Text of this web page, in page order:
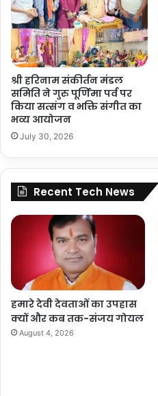
श्री हरिनाम संकीर्तन मंडल
समिति ने गुरु पूर्णिमा पर्व पर
किया सत्संग व भक्ति संगीत का
भव्य आयोजन
July 30, 2026
Recent Tech News
हमारे देवी देवताओं का उपहास
क्यों और कब तक-संजय गोयल
August 4, 2026